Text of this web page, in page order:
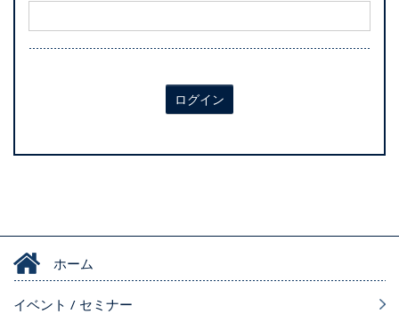
ログイン
ホーム
イベント / セミナー